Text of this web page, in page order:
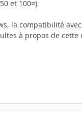
et 100¤)
la compatibilité
à propos de